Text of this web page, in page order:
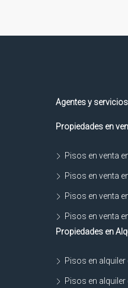
Agentes y servicios
Propiedades en
Pisos en venta
Pisos en venta
Pisos en venta
Pisos en venta
Propiedades en
Pisos en alquiler
Pisos en alquiler